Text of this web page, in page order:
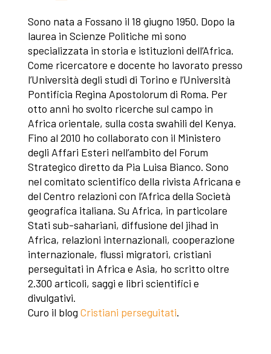
Sono nata a Fossano il 18 giugno 1950. Dopo la
laurea in Scienze Politiche mi sono
specializzata in storia e istituzioni dell’Africa.
Come ricercatore e docente ho lavorato presso
l’Università degli studi di Torino e l’Università
Pontificia Regina Apostolorum di Roma. Per
otto anni ho svolto ricerche sul campo in
Africa orientale, sulla costa swahili del Kenya.
Fino al 2010 ho collaborato con il Ministero
degli Affari Esteri nell’ambito del Forum
Strategico diretto da Pia Luisa Bianco. Sono
nel comitato scientifico della rivista Africana e
del Centro relazioni con l’Africa della Società
geografica italiana. Su Africa, in particolare
Stati sub-sahariani, diffusione del jihad in
Africa, relazioni internazionali, cooperazione
internazionale, flussi migratori, cristiani
perseguitati in Africa e Asia, ho scritto oltre
2.300 articoli, saggi e libri scientifici e
divulgativi.
Curo il blog Cristiani perseguitati.